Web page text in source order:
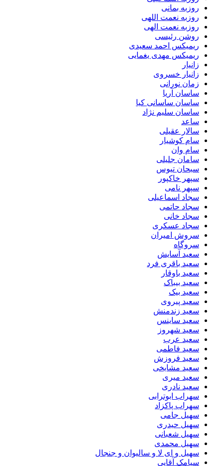
روزبه بمانی
روزبه نعمت اللهی
روزبه نعمت الهی
روشن رئیسی
ریمیکس احمد سعیدی
ریمیکس مهدی یغمایی
زانیار
زانیار خسروی
زمان نورانی
ساسان آریا
ساسان ساسانی کیا
ساسان سلیم نژاد
ساعد
سالار عقیلی
سام کوشیار
سام وان
سامان جلیلی
سبحان تیوس
سپهر خاکپور
سپهر نامی
سجاد اسماعیلی
سجاد حاتمی
سجاد خانی
سجاد عسکری
سروش امیران
سروگاه
سعید آسایش
سعید باقری فرد
سعید باوقار
سعید بیباک
سعید بیک
سعید پیروی
سعید زندمنش
سعید ساینس
سعید شهروز
سعید عرب
سعید فاطمی
سعید فروزش
سعید مشایخی
سعید میری
سعید نادری
سهراب ابوترابی
سهراب پاکزاد
سهیل جامی
سهیل حیدری
سهیل شعبانی
سهیل محمدی
سهیل و ای لا و سالیوان و جنجال
سیامک آقایی